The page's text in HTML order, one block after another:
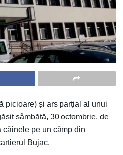
picioare) și ars parțial al unui
sâmbătă, 30 octombrie, de
câinele pe un câmp din
Bujac.